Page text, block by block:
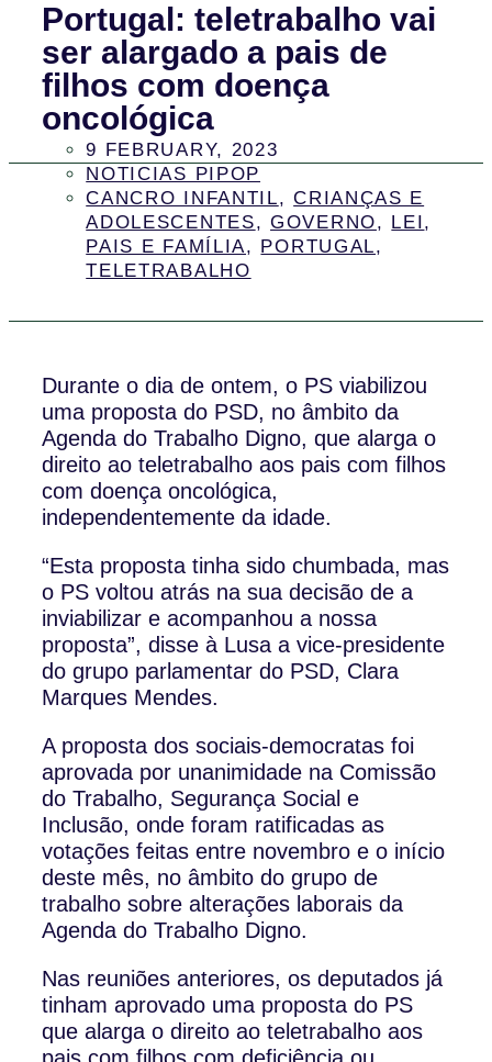
Portugal: teletrabalho vai
ser alargado a pais de
filhos com doença
oncológica
9 FEBRUARY, 2023
NOTICIAS PIPOP
CANCRO INFANTIL,CRIANÇAS E
ADOLESCENTES,GOVERNO, LEI,
PAIS E FAMÍLIA, PORTUGAL,
TELETRABALHO
Durante o dia de ontem, o PS viabilizou
uma proposta do PSD, no âmbito da
Agenda do Trabalho Digno, que alarga o
direito ao teletrabalho aos pais com filhos
com doença oncológica,
independentemente da idade.
“Esta proposta tinha sido chumbada, mas
o PS voltou atrás na sua decisão de a
inviabilizar e acompanhou a nossa
proposta”, disse à Lusa a vice-presidente
do grupo parlamentar do PSD, Clara
Marques Mendes.
A proposta dos sociais-democratas foi
aprovada por unanimidade na Comissão
do Trabalho, Segurança Social e
Inclusão, onde foram ratificadas as
votações feitas entre novembro e o início
deste mês, no âmbito do grupo de
trabalho sobre alterações laborais da
Agenda do Trabalho Digno.
Nas reuniões anteriores, os deputados já
tinham aprovado uma proposta do PS
que alarga o direito ao teletrabalho aos